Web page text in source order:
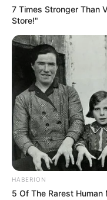
7 Times Stronger Than
Store!"
HABERION
5 Of The Rarest